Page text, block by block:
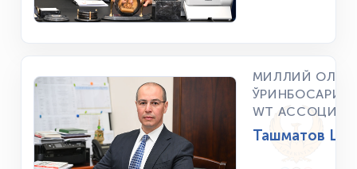
МИЛЛИЙ
ЎРИНБОСАРИ,
WТ
Ташматов